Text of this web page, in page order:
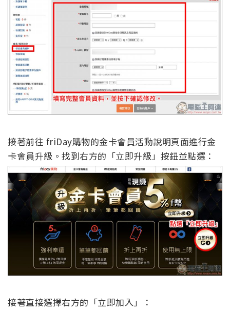
接著前往 friDay購物的金卡會員活動說明頁面進行金
卡會員升級。找到右方的「立即升級」按鈕並點選：
接著直接選擇右方的「立即加入」：